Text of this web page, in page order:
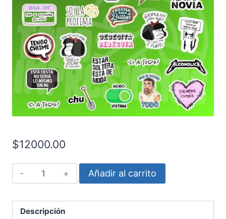
$12000.00
Casamiento
Novia
Brilla
Añadir al carrito
Descripción